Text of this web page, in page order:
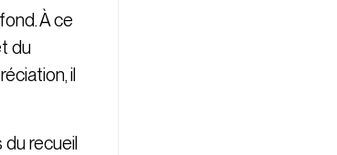
À ce
du
il
du recueil